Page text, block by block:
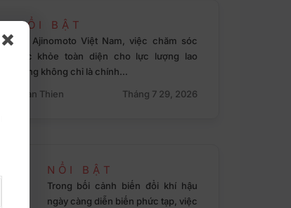
NỔI BẬT
Tại Ajinomoto Việt Nam, việc chăm sóc
sức khỏe toàn diện cho lực lượng lao
động không chỉ là chính…
Toan Thien
Tháng 7 29, 2026
NỔI BẬT
Trong bối cảnh biến đổi khí hậu
ngày càng diễn biến phức tạp, việc